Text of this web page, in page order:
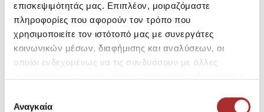
επισκεψιμότητάς μας. Επιπλέον, μοιραζόμαστε
πληροφορίες που αφορούν τον τρόπο που
χρησιμοποιείτε τον ιστότοπό μας με συνεργάτες
κοινωνικών μέσων, διαφήμισης και αναλύσεων, οι
οποίοι ενδεχομένως να τις συνδυάσουν με άλλες
των υπηρεσιών τους.
συγκατάθεσης
Αναγκαία
L